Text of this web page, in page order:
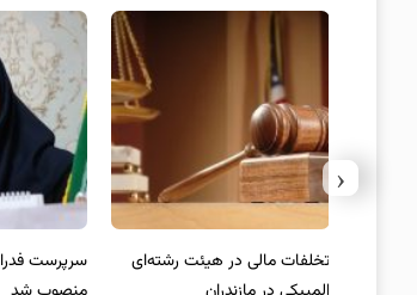
تخلفات مالی در هیئت رشته‌ای
سرپرست
‹